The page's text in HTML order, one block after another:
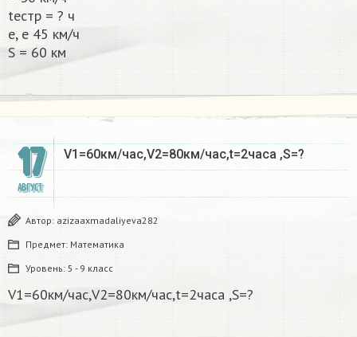
tестр = ? ч
е, е 45 км/ч
S = 60 км​
17
АВГУСТ
V1=60км/час,V2=80км/час,t=2часа ,S=?​
Автор: azizaaxmadaliyeva282
Предмет: Математика
Уровень: 5 - 9 класс
V1=60км/час,V2=80км/час,t=2часа ,S=?​